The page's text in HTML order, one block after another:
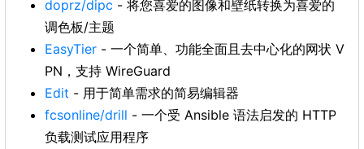
doprz/dipc - 将您喜爱的图像和壁纸转换为喜爱的
调色板/主题
EasyTier - 一个简单、功能全面且去中心化的网状 V
PN，支持 WireGuard
Edit - 用于简单需求的简易编辑器
fcsonline/drill - 一个受 Ansible 语法启发的 HTTP
负载测试应用程序